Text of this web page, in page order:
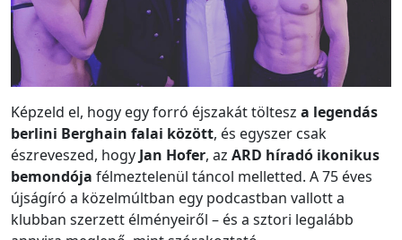
Képzeld el, hogy egy forró éjszakát töltesz a legendás
berlini Berghain falai között, és egyszer csak
észreveszed, hogy Jan Hofer, az ARD híradó ikonikus
bemondója félmeztelenül táncol melletted. A 75 éves
újságíró a közelmúltban egy podcastban vallott a
klubban szerzett élményeiről – és a sztori legalább